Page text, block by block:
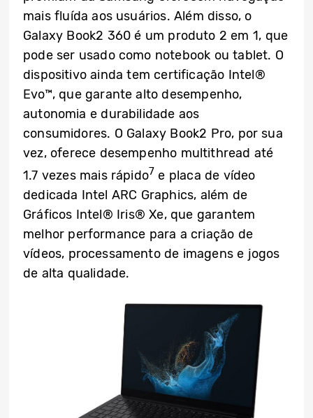
mais fluída aos usuários. Além disso, o
Galaxy Book2 360 é um produto 2 em 1, que
pode ser usado como notebook ou tablet. O
dispositivo ainda tem certificação Intel®
Evo™, que garante alto desempenho,
autonomia e durabilidade aos
consumidores. O Galaxy Book2 Pro, por sua
vez, oferece desempenho multithread até
1.7 vezes mais rápido7 e placa de vídeo
dedicada Intel ARC Graphics, além de
Gráficos Intel® Iris® Xe, que garantem
melhor performance para a criação de
vídeos, processamento de imagens e jogos
de alta qualidade.